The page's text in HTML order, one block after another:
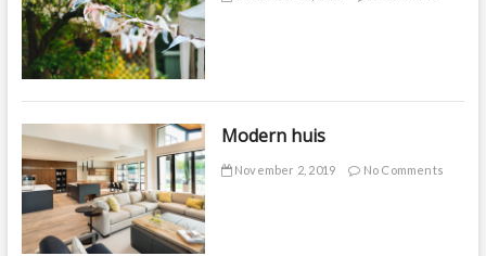
Modern huis
November 2, 2019 No Comments